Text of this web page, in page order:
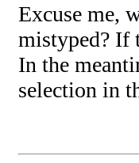
Excuse me,
mistyped? If
In the
selection in